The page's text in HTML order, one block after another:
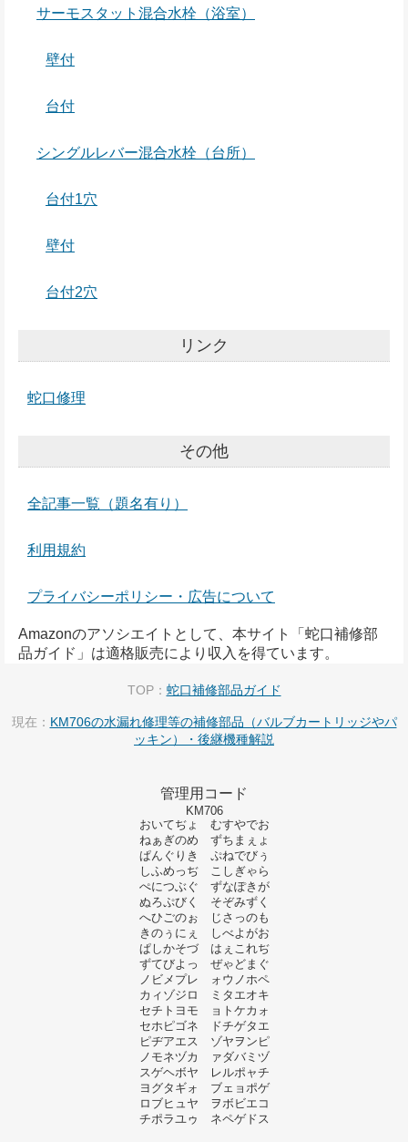
サーモスタット混合水栓（浴室）
壁付
台付
シングルレバー混合水栓（台所）
台付1穴
壁付
台付2穴
リンク
蛇口修理
その他
全記事一覧（題名有り）
利用規約
プライバシーポリシー・広告について
Amazonのアソシエイトとして、本サイト「蛇口補修部
品ガイド」は適格販売により収入を得ています。
TOP： 蛇口補修部品ガイド
現在： KM706の水漏れ修理等の補修部品（バルブカートリッジやパ
ッキン）・後継機種解説
管理用コード
KM706
おいてぢょ むすやでお
ねぁぎのめ ずちまぇょ
ぱんぐりき ぷねでびぅ
しふめっぢ こしぎゃら
ぺにつぶぐ ずなぽきが
ぬろぷびく そぞみずく
へひごのぉ じさっのも
きのぅにぇ しべよがお
ぱしかそづ はぇこれぢ
ずてびよっ ぜゃどまぐ
ノビメプレ ォウノホペ
カィゾジロ ミタエオキ
セチトヨモ ョトケカォ
セホピゴネ ドチゲタエ
ピヂアエス ゾヤヲンピ
ノモネヅカ ァダバミヅ
スゲヘボヤ レルポャチ
ヨグタギォ ブェョポゲ
ロブヒュヤ ヲボビエコ
チポラユゥ ネペゲドス